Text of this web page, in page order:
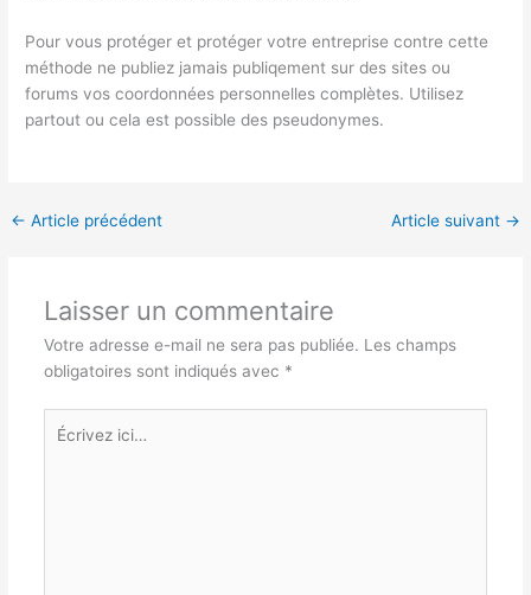
Pour vous protéger et protéger votre entreprise contre cette
méthode ne publiez jamais publiqement sur des sites ou
forums vos coordonnées personnelles complètes. Utilisez
partout ou cela est possible des pseudonymes.
← Article précédent Article suivant →
Laisser un commentaire
Votre adresse e-mail ne sera pas publiée. Les champs
obligatoires sont indiqués avec *
Écrivez
ici…